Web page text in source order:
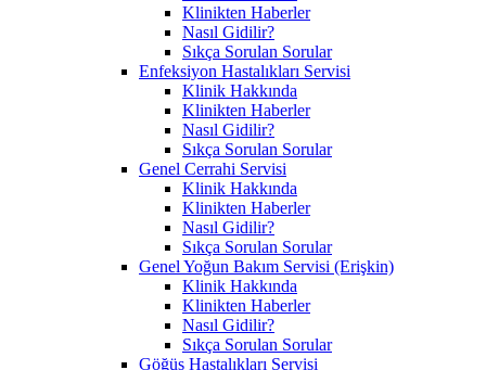
Klinikten Haberler
Nasıl Gidilir?
Sıkça Sorulan Sorular
Enfeksiyon Hastalıkları Servisi
Klinik Hakkında
Klinikten Haberler
Nasıl Gidilir?
Sıkça Sorulan Sorular
Genel Cerrahi Servisi
Klinik Hakkında
Klinikten Haberler
Nasıl Gidilir?
Sıkça Sorulan Sorular
Genel Yoğun Bakım Servisi (Erişkin)
Klinik Hakkında
Klinikten Haberler
Nasıl Gidilir?
Sıkça Sorulan Sorular
Göğüs Hastalıkları Servisi